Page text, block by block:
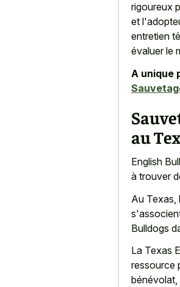
rigoureux
et
entretien
évaluer le
A unique
au
English
à trouver
Au Texas,
Bulldogs
La Texas
ressource
bénévolat,